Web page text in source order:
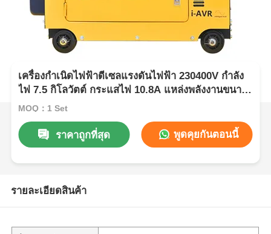
เครื่องกำเนิดไฟฟ้าดีเซลแรงดันไฟฟ้า 230400V กำลัง
ไฟ 7.5 กิโลวัตต์ กระแสไฟ 10.8A แหล่งพลังงานขนาด
กะทัดรัดสำหรับอุตสาหกรรมต่างๆ
MOQ：1 Set
ราคาถูกที่สุด พูดคุยกันตอนนี้
รายละเอียดสินค้า